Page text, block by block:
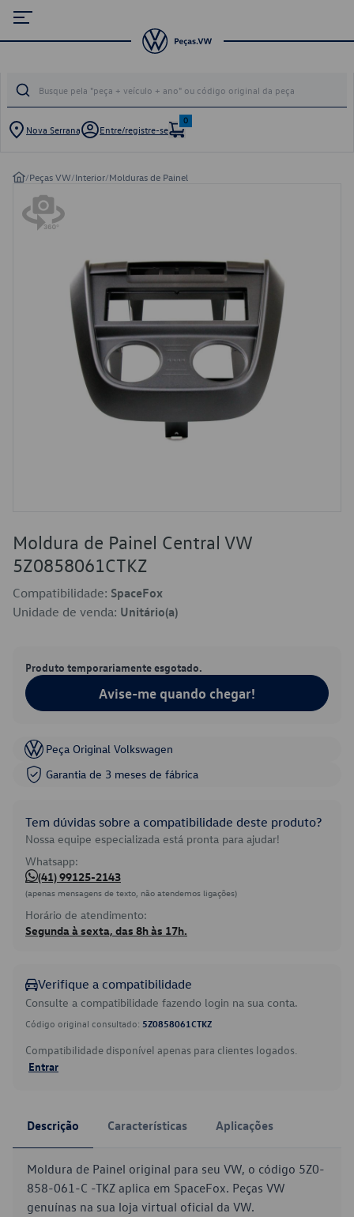
Nova Serrana Entre/registre-se
0
/Peças VW/Interior/Molduras de Painel
Moldura de Painel Central VW
5Z0858061CTKZ
Compatibilidade: SpaceFox
Unidade de venda: Unitário(a)
Produto temporariamente esgotado.
Avise-me quando chegar!
Peça Original Volkswagen
Garantia de 3 meses de fábrica
Tem dúvidas sobre a compatibilidade deste produto?
Nossa equipe especializada está pronta para ajudar!
Whatsapp:
(41) 99125-2143
(apenas mensagens de texto, não atendemos ligações)
Horário de atendimento:
Segunda à sexta, das 8h às 17h.
Verifique a compatibilidade
Consulte a compatibilidade fazendo login na sua conta.
Código original consultado: 5Z0858061CTKZ
Compatibilidade disponível apenas para clientes logados.
Entrar
Descrição Características Aplicações
Moldura de Painel original para seu VW, o código 5Z0-
858-061-C -TKZ aplica em SpaceFox. Peças VW
genuínas na sua loja virtual oficial da VW.